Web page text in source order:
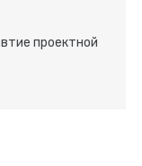
проектной